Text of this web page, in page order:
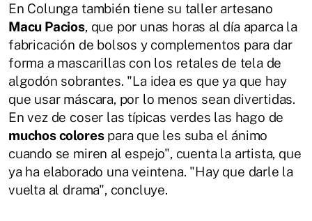
En Colunga también tiene su taller artesano
Macu Pacios, que por unas horas al día aparca la
fabricación de bolsos y complementos para dar
forma a mascarillas con los retales de tela de
algodón sobrantes. "La idea es que ya que hay
que usar máscara, por lo menos sean divertidas.
En vez de coser las típicas verdes las hago de
muchos colorespara que les suba el ánimo
cuando se miren al espejo", cuenta la artista, que
ya ha elaborado una veintena. "Hay que darle la
vuelta al drama", concluye.